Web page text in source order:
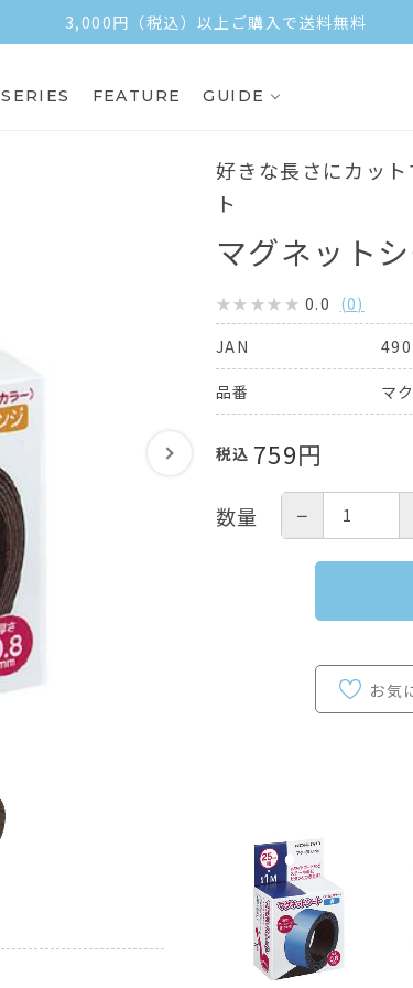
3,000円（税込）以上ご購入で送料無料
SERIES FEATURE GUIDE
好きな長さにカッ
ト
マグネット
0.0 (0)
JAN
品番 マ
税込 759円
数量 −